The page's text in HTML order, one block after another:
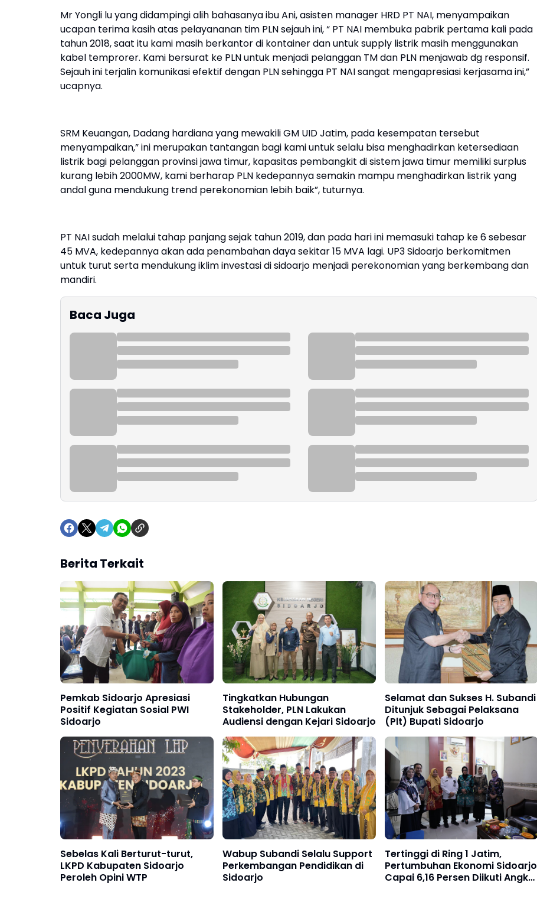
Mr Yongli lu yang didampingi alih bahasanya ibu Ani, asisten manager HRD PT NAI, menyampaikan
ucapan terima kasih atas pelayananan tim PLN sejauh ini, “ PT NAI membuka pabrik pertama kali pada
tahun 2018, saat itu kami masih berkantor di kontainer dan untuk supply listrik masih menggunakan
kabel temprorer. Kami bersurat ke PLN untuk menjadi pelanggan TM dan PLN menjawab dg responsif.
Sejauh ini terjalin komunikasi efektif dengan PLN sehingga PT NAI sangat mengapresiasi kerjasama ini,”
ucapnya.
SRM Keuangan, Dadang hardiana yang mewakili GM UID Jatim, pada kesempatan tersebut
menyampaikan,” ini merupakan tantangan bagi kami untuk selalu bisa menghadirkan ketersediaan
listrik bagi pelanggan provinsi jawa timur, kapasitas pembangkit di sistem jawa timur memiliki surplus
kurang lebih 2000MW, kami berharap PLN kedepannya semakin mampu menghadirkan listrik yang
andal guna mendukung trend perekonomian lebih baik”, tuturnya.
PT NAI sudah melalui tahap panjang sejak tahun 2019, dan pada hari ini memasuki tahap ke 6 sebesar
45 MVA, kedepannya akan ada penambahan daya sekitar 15 MVA lagi. UP3 Sidoarjo berkomitmen
untuk turut serta mendukung iklim investasi di sidoarjo menjadi perekonomian yang berkembang dan
mandiri.
Baca Juga
Berita Terkait
Pemkab Sidoarjo Apresiasi
Positif Kegiatan Sosial PWI
Sidoarjo
Tingkatkan Hubungan
Stakeholder, PLN Lakukan
Audiensi dengan Kejari Sidoarjo
Selamat dan Sukses H. Subandi
Ditunjuk Sebagai Pelaksana
(Plt) Bupati Sidoarjo
Sebelas Kali Berturut-turut,
LKPD Kabupaten Sidoarjo
Peroleh Opini WTP
Wabup Subandi Selalu Support
Perkembangan Pendidikan di
Sidoarjo
Tertinggi di Ring 1 Jatim,
Pertumbuhan Ekonomi Sidoarjo
Capai 6,16 Persen Diikuti Angka